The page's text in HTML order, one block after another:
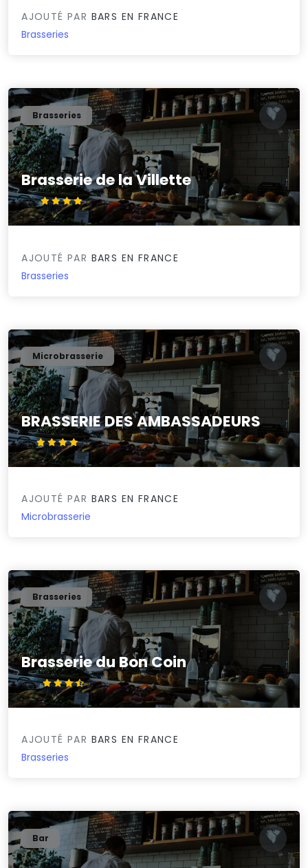
AJOUTÉ PAR BARS EN FRANCE
Brasseries
Brasserie de la Villette
4.1/5
Brasseries
AJOUTÉ PAR BARS EN FRANCE
Brasseries
BRASSERIE DES AMBASSADEURS
4/5
Microbrasserie
AJOUTÉ PAR BARS EN FRANCE
Microbrasserie
Brasserie du Bon Coin
3.5/5
Brasseries
AJOUTÉ PAR BARS EN FRANCE
Brasseries
Bar